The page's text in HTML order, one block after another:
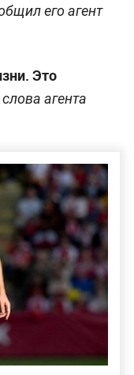
его агент
Это
агента